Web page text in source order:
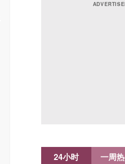
24小时 一周